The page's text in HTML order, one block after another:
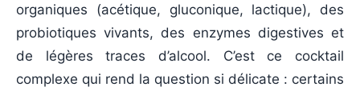
organiques (acétique, gluconique, lactique), des
probiotiques vivants, des enzymes digestives et
de légères traces d’alcool. C’est ce cocktail
complexe qui rend la question si délicate : certains